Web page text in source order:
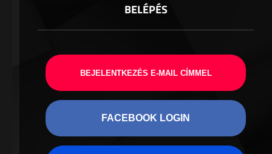
BELÉPÉS
BEJELENTKEZÉS E-MAIL CÍMMEL
FACEBOOK LOGIN